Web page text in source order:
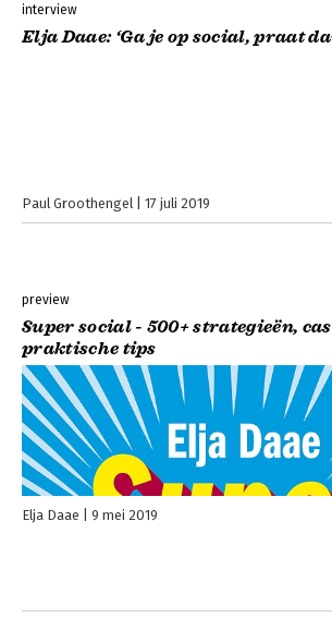
interview
Elja Daae: ‘Ga je op social, praat
Paul Groothengel 17 juli 2019
preview
Super social - 500+ strategieën,
praktische tips
Elja Daae 9 mei 2019